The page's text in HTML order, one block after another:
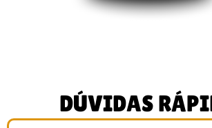
DÚVIDAS